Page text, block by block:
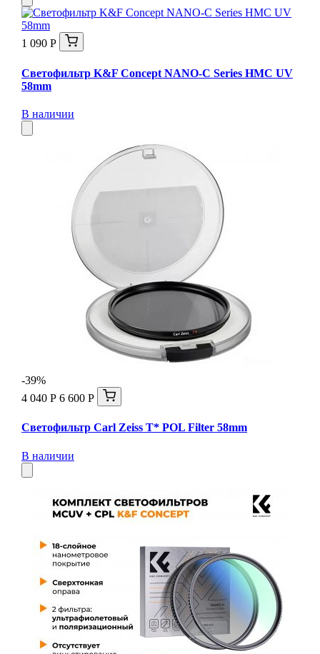
1 090 Р
Светофильтр K&F Concept NANO-C Series HMC UV
58mm
В наличии
-39%
4 040 Р 6 600 Р
Светофильтр Carl Zeiss T* POL Filter 58mm
В наличии